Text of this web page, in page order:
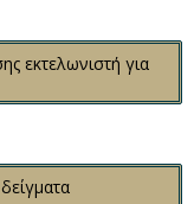
εκτελωνιστή για